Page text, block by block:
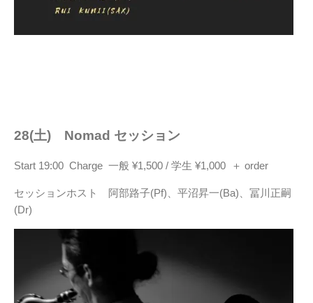
28(土) Nomad セッション
Start 19:00 Charge 一般 ¥1,500 / 学生 ¥1,000 ＋ order
セッションホスト 阿部路子(Pf)、平沼昇一(Ba)、冨川正嗣
(Dr)